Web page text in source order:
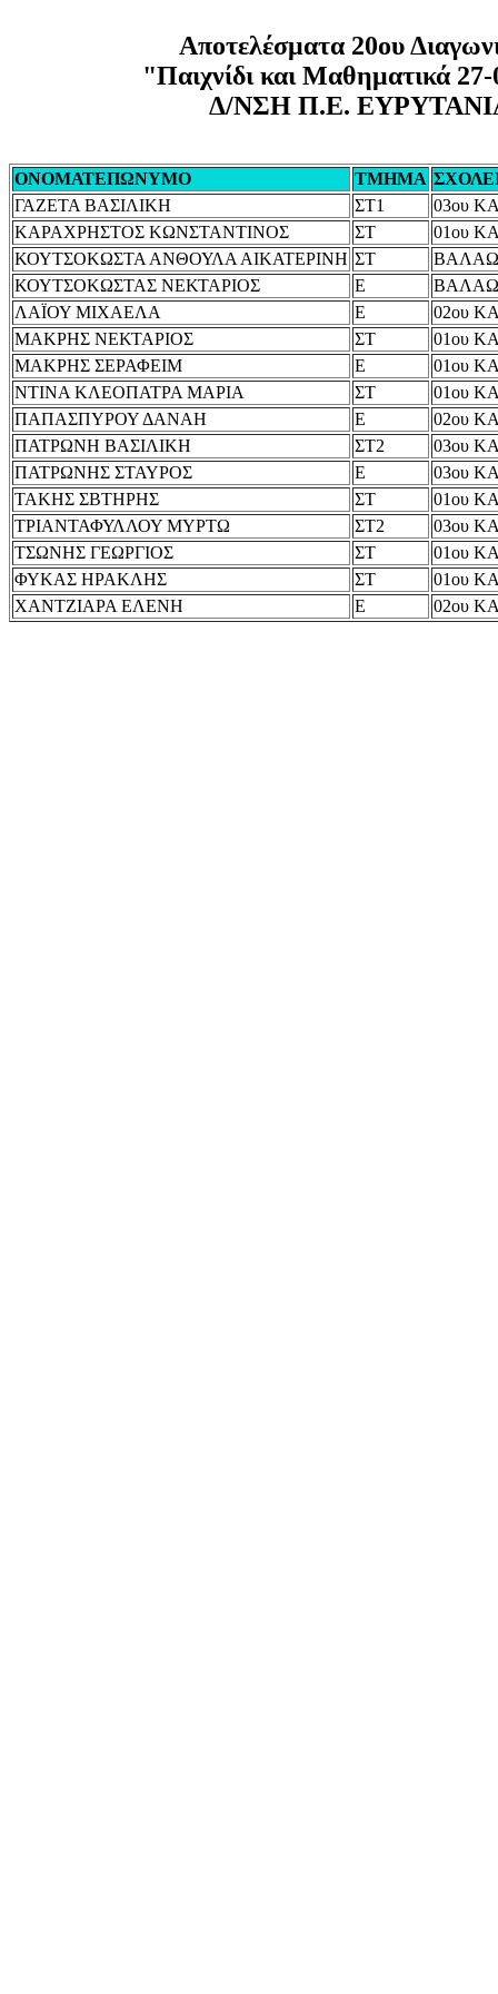
Αποτελέσματα 20ου
"Παιχνίδι και Μαθηματικά
Δ/ΝΣΗ Π.Ε.
ΟΝΟΜΑΤΕΠΩΝΥΜΟ ΤΜΗΜΑ
ΓΑΖΕΤΑ ΒΑΣΙΛΙΚΗ
ΣΤ1
03ου
ΚΑΡΑΧΡΗΣΤΟΣ ΚΩΝΣΤΑΝΤΙΝΟΣ
ΣΤ
01ου
ΚΟΥΤΣΟΚΩΣΤΑ ΑΝΘΟΥΛΑ ΑΙΚΑΤΕΡΙΝΗ ΣΤ
ΚΟΥΤΣΟΚΩΣΤΑΣ ΝΕΚΤΑΡΙΟΣ
Ε
ΛΑΪΟΥ ΜΙΧΑΕΛΑ
Ε
02ου
ΜΑΚΡΗΣ ΝΕΚΤΑΡΙΟΣ
ΣΤ
01ου
ΜΑΚΡΗΣ ΣΕΡΑΦΕΙΜ
Ε
01ου
ΝΤΙΝΑ ΚΛΕΟΠΑΤΡΑ ΜΑΡΙΑ
ΣΤ
01ου
ΠΑΠΑΣΠΥΡΟΥ ΔΑΝΑΗ
Ε
02ου
ΠΑΤΡΩΝΗ ΒΑΣΙΛΙΚΗ
ΣΤ2
03ου
ΠΑΤΡΩΝΗΣ ΣΤΑΥΡΟΣ
Ε
03ου
ΤΑΚΗΣ ΣΒΤΗΡΗΣ
ΣΤ
01ου
ΤΡΙΑΝΤΑΦΥΛΛΟΥ ΜΥΡΤΩ
ΣΤ2
03ου
ΤΣΩΝΗΣ ΓΕΩΡΓΙΟΣ
ΣΤ
01ου
ΦΥΚΑΣ ΗΡΑΚΛΗΣ
ΣΤ
01ου
ΧΑΝΤΖΙΑΡΑ ΕΛΕΝΗ
Ε 02ου